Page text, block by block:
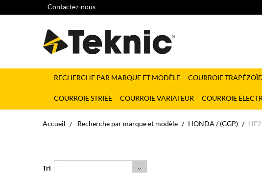
Contactez-nous
RECHERCHE PAR MARQUE ET MODÈLE COURROIE
COURROIE STRIÉE COURROIE VARIATEUR COURROIE
Accueil Recherche par marque et modèle HONDA / (GGP)
Tri --